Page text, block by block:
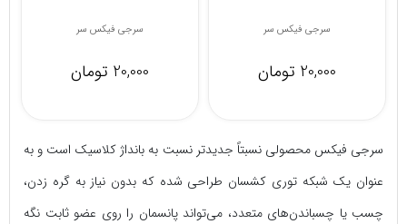
سرجی فیکس سر
20,000 تومان
سرجی فیکس سر
20,000 تومان
سرجی‌ فیکس محصولی نسبتاً جدیدتر نسبت به بانداژ کلاسیک است و به
عنوان یک شبکه توری کشسان طراحی شده که بدون نیاز به گره زدن،
چسب یا چسباندن‌های متعدد، می‌تواند پانسمان را روی عضو ثابت نگه